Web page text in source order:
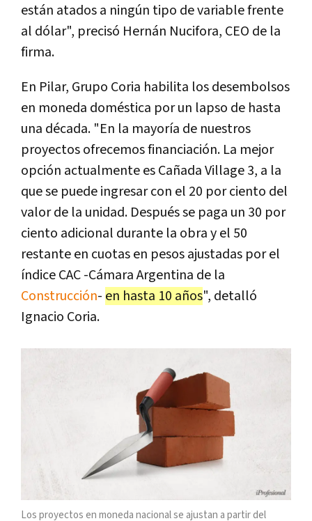
están atados a ningún tipo de variable frente
al dólar", precisó Hernán Nucifora, CEO de la
firma.
En Pilar, Grupo Coria habilita los desembolsos
en moneda doméstica por un lapso de hasta
una década. "En la mayoría de nuestros
proyectos ofrecemos financiación. La mejor
opción actualmente es Cañada Village 3, a la
que se puede ingresar con el 20 por ciento del
valor de la unidad. Después se paga un 30 por
ciento adicional durante la obra y el 50
restante en cuotas en pesos ajustadas por el
índice CAC -Cámara Argentina de la
Construcción- en hasta 10 años", detalló
Ignacio Coria.
Los proyectos en moneda nacional se ajustan a partir del